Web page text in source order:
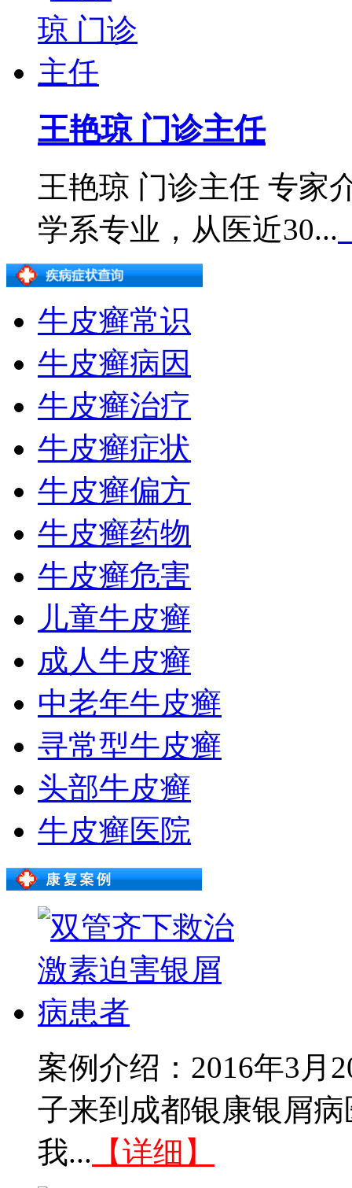
王艳琼 门诊主任
王艳琼 门诊主任 专家
学系专业，从医近30...
牛皮癣常识
牛皮癣病因
牛皮癣治疗
牛皮癣症状
牛皮癣偏方
牛皮癣药物
牛皮癣危害
儿童牛皮癣
成人牛皮癣
中老年牛皮癣
寻常型牛皮癣
头部牛皮癣
牛皮癣医院
案例介绍：2016年3月
子来到成都银康银屑
我... 【详细】